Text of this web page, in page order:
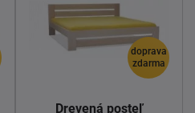
doprava
zdarma
Drevená posteľ